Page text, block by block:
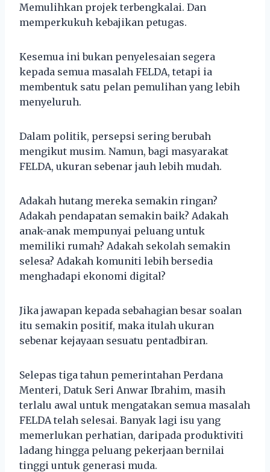
Memulihkan projek terbengkalai. Dan
memperkukuh kebajikan petugas.
Kesemua ini bukan penyelesaian segera
kepada semua masalah FELDA, tetapi ia
membentuk satu pelan pemulihan yang lebih
menyeluruh.
Dalam politik, persepsi sering berubah
mengikut musim. Namun, bagi masyarakat
FELDA, ukuran sebenar jauh lebih mudah.
Adakah hutang mereka semakin ringan?
Adakah pendapatan semakin baik? Adakah
anak-anak mempunyai peluang untuk
memiliki rumah? Adakah sekolah semakin
selesa? Adakah komuniti lebih bersedia
menghadapi ekonomi digital?
Jika jawapan kepada sebahagian besar soalan
itu semakin positif, maka itulah ukuran
sebenar kejayaan sesuatu pentadbiran.
Selepas tiga tahun pemerintahan Perdana
Menteri, Datuk Seri Anwar Ibrahim, masih
terlalu awal untuk mengatakan semua masalah
FELDA telah selesai. Banyak lagi isu yang
memerlukan perhatian, daripada produktiviti
ladang hingga peluang pekerjaan bernilai
tinggi untuk generasi muda.